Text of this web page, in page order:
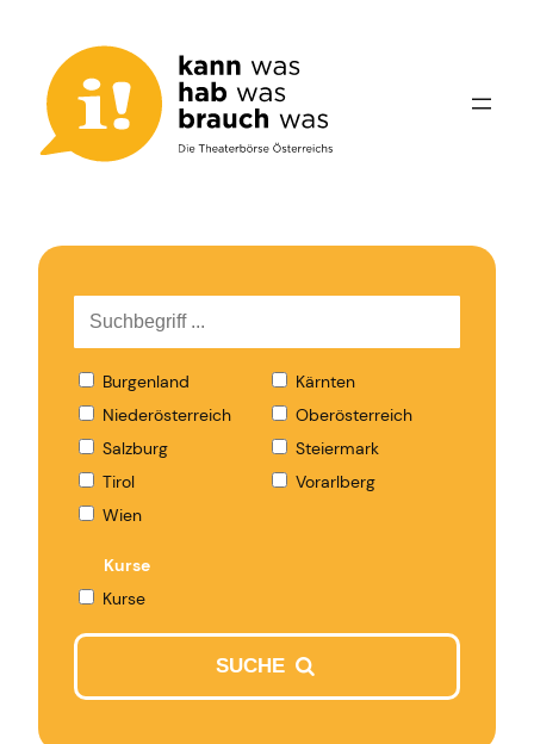
springen
Burgenland
Kärnten
Niederösterreich
Oberösterreich
Salzburg
Steiermark
Tirol
Vorarlberg
Wien
Kurse
Kurse
SUCHE